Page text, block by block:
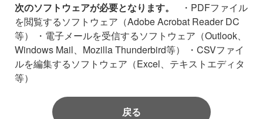
次のソフトウェアが必要となります。
・PDFファイル
を閲覧するソフトウェア（Adobe Acrobat Reader DC
等）
・電子メールを受信するソフトウェア（Outlook、
Windows Mail、Mozilla Thunderbird等）
・CSVファイ
ルを編集するソフトウェア（Excel、テキストエディタ
等）
戻る